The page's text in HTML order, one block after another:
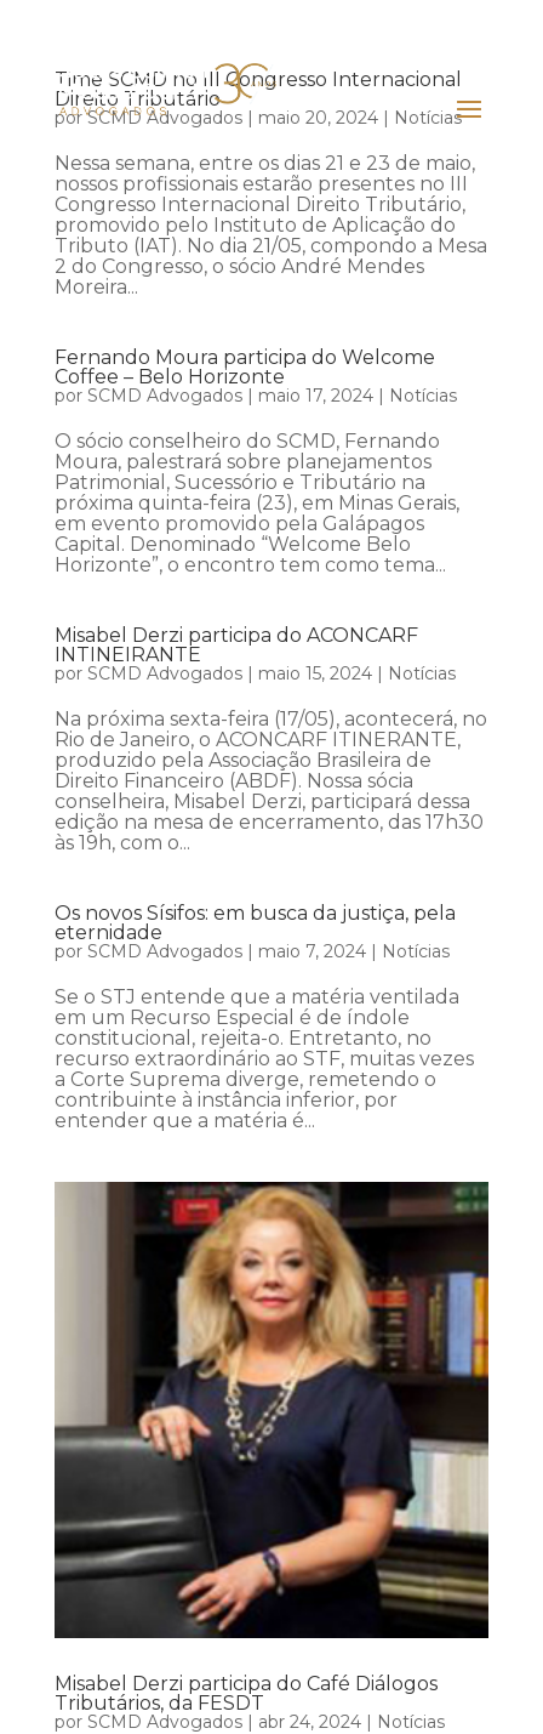
Time SCMD no III Congresso Internacional
Direito Tributário
porSCMD Advogados| maio 20, 2024| Notícias
Nessa semana, entre os dias 21 e 23 de maio,
nossos profissionais estarão presentes no III
Congresso Internacional Direito Tributário,
promovido pelo Instituto de Aplicação do
Tributo (IAT). No dia 21/05, compondo a Mesa
2 do Congresso, o sócio André Mendes
Moreira...
Fernando Moura participa do Welcome
Coffee – Belo Horizonte
por SCMD Advogados| maio 17, 2024| Notícias
O sócio conselheiro do SCMD, Fernando
Moura, palestrará sobre planejamentos
Patrimonial, Sucessório e Tributário na
próxima quinta-feira (23), em Minas Gerais,
em evento promovido pela Galápagos
Capital. Denominado “Welcome Belo
Horizonte”, o encontro tem como tema...
Misabel Derzi participa do ACONCARF
INTINEIRANTE
por SCMD Advogados| maio 15, 2024| Notícias
Na próxima sexta-feira (17/05), acontecerá, no
Rio de Janeiro, o ACONCARF ITINERANTE,
produzido pela Associação Brasileira de
Direito Financeiro (ABDF). Nossa sócia
conselheira, Misabel Derzi, participará dessa
edição na mesa de encerramento, das 17h30
às 19h, com o...
Os novos Sísifos: em busca da justiça, pela
eternidade
por SCMD Advogados| maio 7, 2024| Notícias
Se o STJ entende que a matéria ventilada
em um Recurso Especial é de índole
constitucional, rejeita-o. Entretanto, no
recurso extraordinário ao STF, muitas vezes
a Corte Suprema diverge, remetendo o
contribuinte à instância inferior, por
entender que a matéria é...
Misabel Derzi participa do Café Diálogos
Tributários, da FESDT
por SCMD Advogados| abr 24, 2024| Notícias